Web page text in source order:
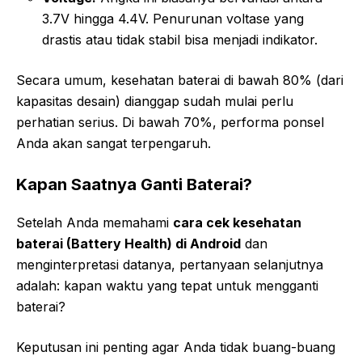
3.7V hingga 4.4V. Penurunan voltase yang
drastis atau tidak stabil bisa menjadi indikator.
Secara umum, kesehatan baterai di bawah 80% (dari
kapasitas desain) dianggap sudah mulai perlu
perhatian serius. Di bawah 70%, performa ponsel
Anda akan sangat terpengaruh.
Kapan Saatnya Ganti Baterai?
Setelah Anda memahami cara cek kesehatan
baterai (Battery Health) di Android dan
menginterpretasi datanya, pertanyaan selanjutnya
adalah: kapan waktu yang tepat untuk mengganti
baterai?
Keputusan ini penting agar Anda tidak buang-buang